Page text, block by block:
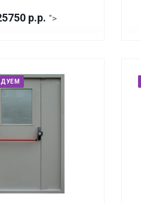
р.р. ">